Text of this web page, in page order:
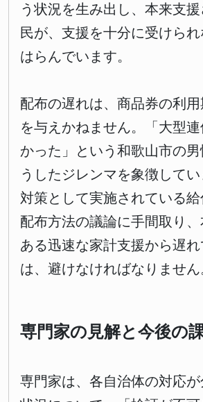
う状況を生み出し、本来支
民が、支援を十分に受けら
はらんでいます。
配布の遅れは、商品券の利
を与えかねません。「大型
かった」という和歌山市の
うしたジレンマを象徴して
対策として実施されている
配布方法の議論に手間取り
ある迅速な家計支援から遅
は、避けなければなりません
専門家の見解と今後の
専門家は、各自治体の対応